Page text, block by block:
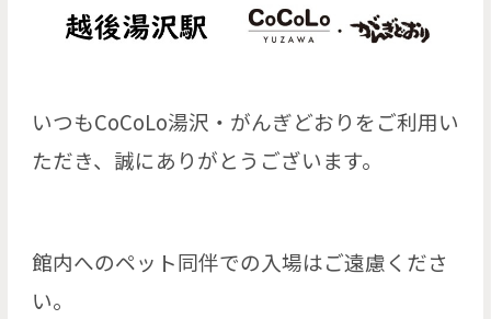
いつもCoCoLo湯沢・がんぎどおりをご利用い
ただき、誠にありがとうございます。
館内へのペット同伴での入場はご遠慮くださ
い。